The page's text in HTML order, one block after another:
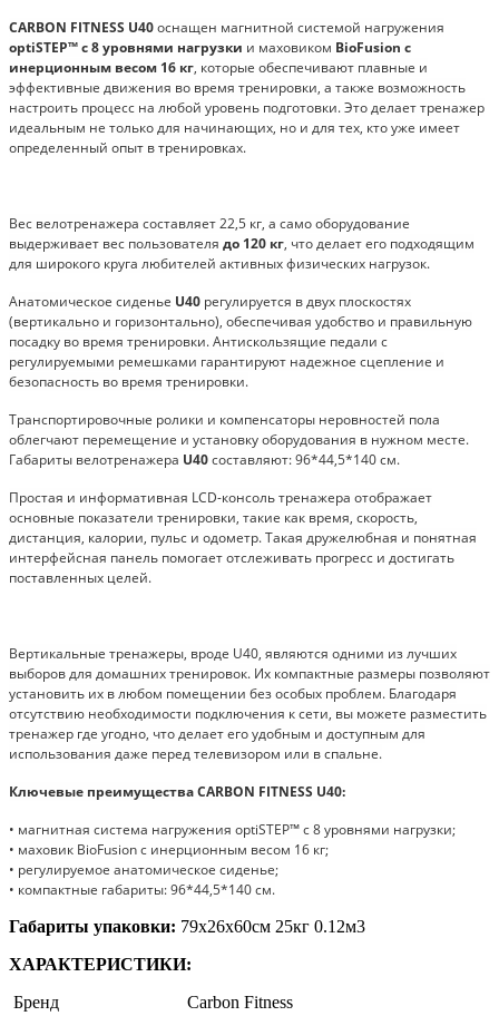
CARBON FITNESS U40оснащен магнитной системой нагружения
optiSTEP™ с 8 уровнями нагрузки и маховиком BioFusion с
инерционным весом 16 кг, которые обеспечивают плавные и
эффективные движения во время тренировки, а также возможность
настроить процесс на любой уровень подготовки.Это делает тренажер
идеальным не только для начинающих, но и для тех, кто уже имеет
определенный опыт в тренировках.
Вес велотренажера составляет 22,5 кг, а само оборудование
выдерживает вес пользователя до 120 кг, что делает его подходящим
для широкого круга любителей активных физических нагрузок.
Анатомическое сиденье U40 регулируется в двух плоскостях
(вертикально и горизонтально), обеспечивая удобство и правильную
посадку во время тренировки. Антискользящие педали с
регулируемыми ремешками гарантируют надежное сцепление и
безопасность во время тренировки.
Транспортировочные ролики и компенсаторы неровностей пола
облегчают перемещение и установку оборудования в нужном месте.
Габариты велотренажера U40составляют: 96*44,5*140 см.
Простая и информативная LCD-консоль тренажера отображает
основные показатели тренировки, такие как время, скорость,
дистанция, калории, пульс и одометр. Такая дружелюбная и понятная
интерфейсная панель помогает отслеживать прогресс и достигать
поставленных целей.
Вертикальные тренажеры, вроде U40, являются одними из лучших
выборов для домашних тренировок. Их компактные размеры позволяют
установить их в любом помещении без особых проблем. Благодаря
отсутствию необходимости подключения к сети, вы можете разместить
тренажер где угодно, что делает его удобным и доступным для
использования даже перед телевизором или в спальне.
Ключевые преимущества CARBON FITNESS U40:
• магнитная система нагружения optiSTEP™ с 8 уровнями нагрузки;
• маховик BioFusion с инерционным весом 16 кг;
• регулируемое анатомическое сиденье;
• компактные габариты: 96*44,5*140 см.
Габариты упаковки: 79х26х60см 25кг 0.12м3
ХАРАКТЕРИСТИКИ:
Бренд
Carbon Fitness